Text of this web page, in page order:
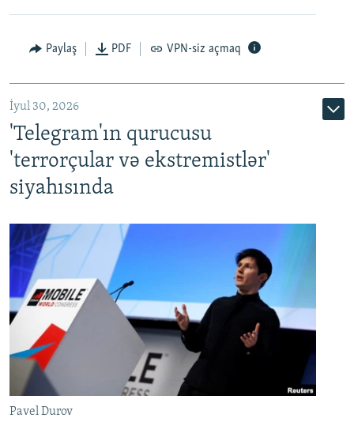
Paylaş PDF VPN-siz açmaq
İyul 30, 2026
'Telegram'ın qurucusu
'terrorçular və ekstremistlər'
siyahısında
Pavel Durov